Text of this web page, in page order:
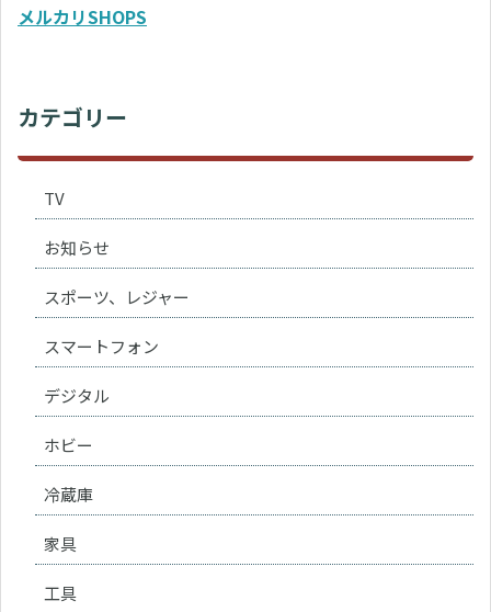
メルカリSHOPS
カテゴリー
TV
お知らせ
スポーツ、レジャー
スマートフォン
デジタル
ホビー
冷蔵庫
家具
工具